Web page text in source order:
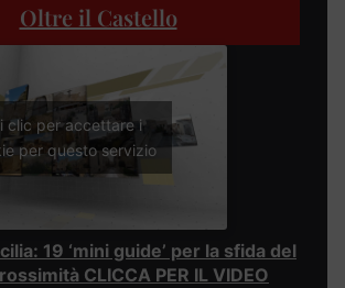
Oltre il Castello
clic per accettare i
per questo servizio
19 ‘mini guide’ per la sfida del
CLICCA PER IL VIDEO